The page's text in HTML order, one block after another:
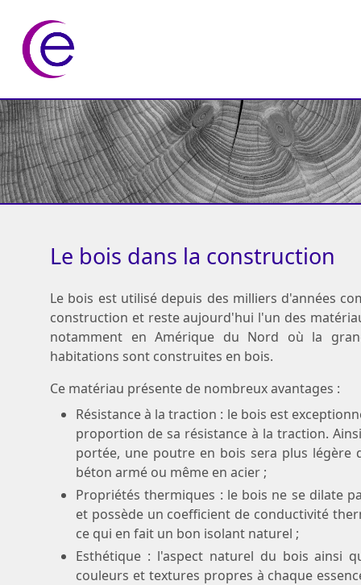
Le bois dans la construction
Le bois est utilisé depuis des milliers d'années
construction et reste aujourd'hui l'un des
notamment en Amérique du Nord où la
habitations sont construites en bois.
Ce matériau présente de nombreux avantages :
Résistance à la traction : le bois est
proportion de sa résistance à la traction.
portée, une poutre en bois sera plus légère
béton armé ou même en acier ;
Propriétés thermiques : le bois ne se dilate
et possède un coefficient de conductivité
ce qui en fait un bon isolant naturel ;
Esthétique : l'aspect naturel du bois ainsi
couleurs et textures propres à chaque